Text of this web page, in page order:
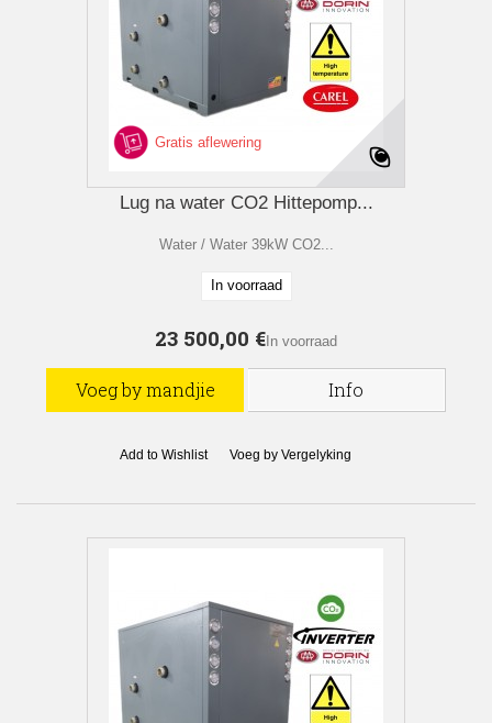
Gratis aflewering
Lug na water CO2 Hittepomp...
Water / Water 39kW CO2...
In voorraad
23 500,00 € In voorraad
Voeg by mandjie Info
Add to Wishlist Voeg by Vergelyking